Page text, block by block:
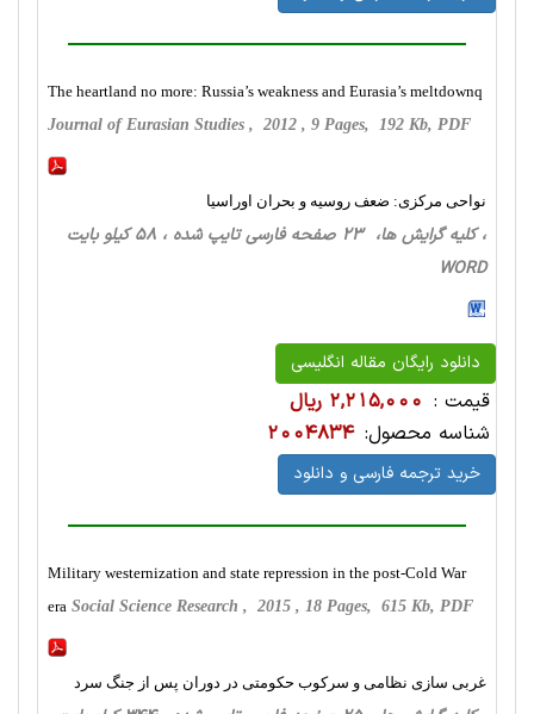
The heartland no more: Russia’s weakness and Eurasia’s meltdownq
Journal of Eurasian Studies , 2012 , 9 Pages, 192 Kb, PDF
نواحی مرکزی: ضعف روسیه و بحران اوراسیا
، کلیه گرایش ها، 23 صفحه فارسی تایپ شده ، 58 کیلو بایت
WORD
دانلود رایگان مقاله انگلیسی
قیمت : 2,215,000 ریال
شناسه محصول: 2004834
خرید ترجمه فارسی و دانلود
Military westernization and state repression in the post-Cold War
era Social Science Research , 2015 , 18 Pages, 615 Kb, PDF
غربی سازی نظامی و سرکوب حکومتی در دوران پس از جنگ سرد